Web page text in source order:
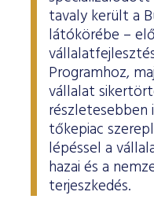
tavaly került a
látókörébe –
Programhoz,
vállalat
tőkepiac
lépéssel a
hazai és a
terjeszkedés.